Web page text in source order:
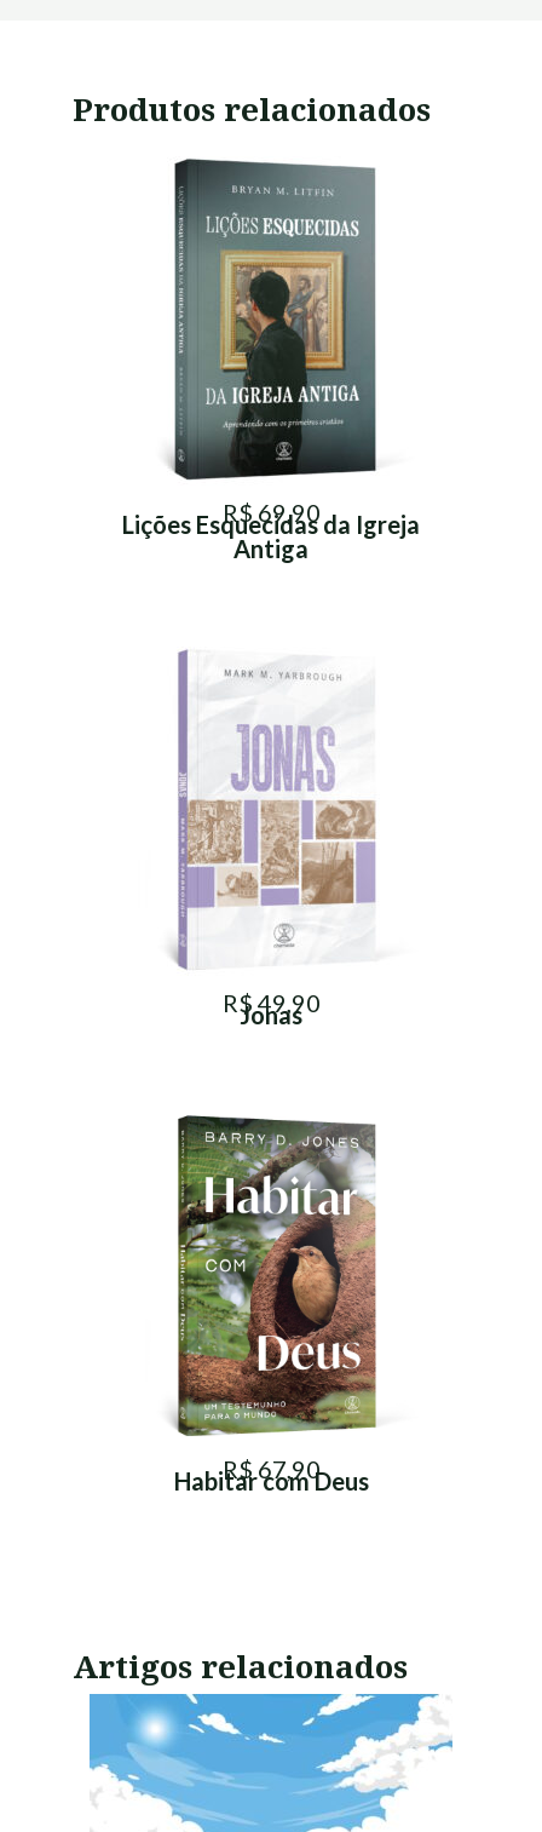
Produtos relacionados
R$ 69,90
Lições Esquecidas da Igreja
Antiga
R$ 49,90
Jonas
R$ 67,90
Habitar com Deus
Artigos relacionados